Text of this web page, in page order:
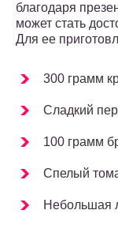
благодаря
может стать
Для ее
300 грамм
Сладкий
100 грамм
Спелый
Небольшая